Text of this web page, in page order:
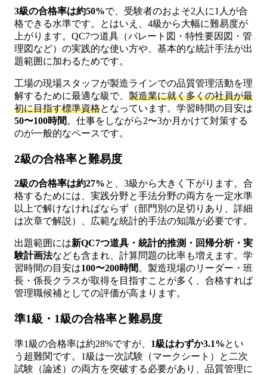
3級の合格率は約50%で、受験者のおよそ2人に1人が合
格できる水準です。とはいえ、4級から大幅に難易度が
上がります。QC7つ道具（パレート図・特性要因図・管
理図など）の実践的な使い方や、基本的な統計手法が出
題範囲に加わるためです。
工場の現場スタッフが製造ラインでの品質管理活動を理
解するために最適な級で、 製造業に就く多くの社員が最
初に目指す標準資格となっています。学習時間の目安は
50〜100時間 。仕事をしながら2〜3か月かけて対策する
のが一般的なペースです。
2級の合格率と難易度
2級の合格率は約27%と、3級から大きく下がります。合
格するためには、実践分野と手法分野の両方を一定水準
以上で解けなければならず（部門別の足切りあり、詳細
は次章で解説）、広範な統計的手法の知識が必要です。
出題範囲には新QC7つ道具・統計的推測・回帰分析・実
験計画法なども含まれ、計算問題の比率も増えます。学
習時間の目安は100〜200時間 。製造現場のリーダー・班
長・係長クラスが取得を目指すことが多く、合格すれば
管理職候補としての評価が高まります。
準1級・1級の合格率と難易度
準1級の合格率は約28%ですが、 1級はわずか3.1%とい
う超難関です。1級は一次試験（マークシート）と二次
試験（論述）の両方を突破する必要があり、品質管理に